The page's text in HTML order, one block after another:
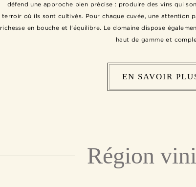
défend une approche bien précise : produire des vins qui
terroir où ils sont cultivés. Pour chaque cuvée, une attention
richesse en bouche et l'équilibre. Le domaine dispose
haut de gamme et
EN SAVOIR
Région